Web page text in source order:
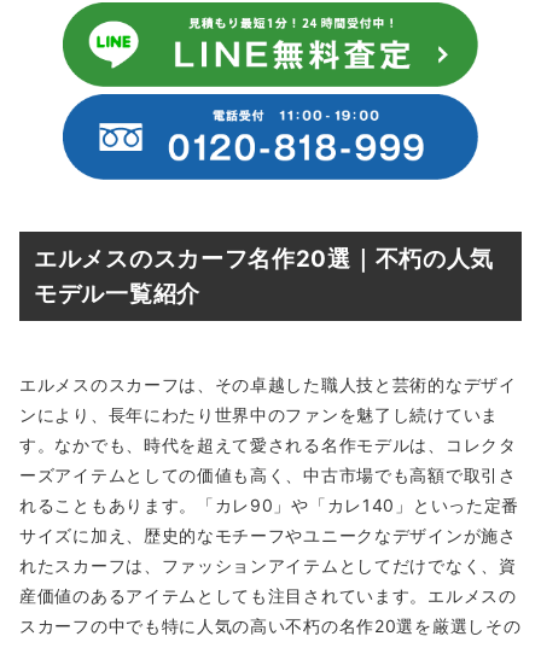
エルメスのスカーフ名作20選｜不朽の人気
モデル一覧紹介
エルメスのスカーフは、その卓越した職人技と芸術的なデザイ
ンにより、長年にわたり世界中のファンを魅了し続けていま
す。なかでも、時代を超えて愛される名作モデルは、コレクタ
ーズアイテムとしての価値も高く、中古市場でも高額で取引さ
れることもあります。「カレ90」や「カレ140」といった定番
サイズに加え、歴史的なモチーフやユニークなデザインが施さ
れたスカーフは、ファッションアイテムとしてだけでなく、資
産価値のあるアイテムとしても注目されています。エルメスの
スカーフの中でも特に人気の高い不朽の名作20選を厳選しその